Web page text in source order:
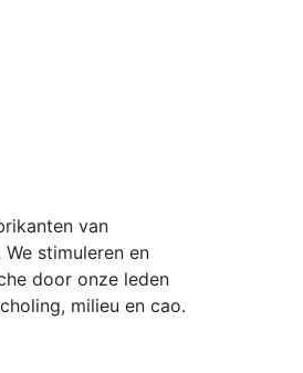
van
stimuleren en
door onze leden
milieu en cao.